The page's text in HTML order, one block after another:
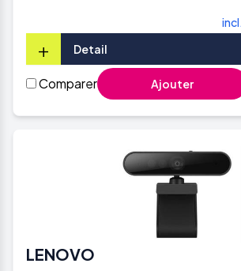
+ Detail
Comparer Ajouter
LENOVO